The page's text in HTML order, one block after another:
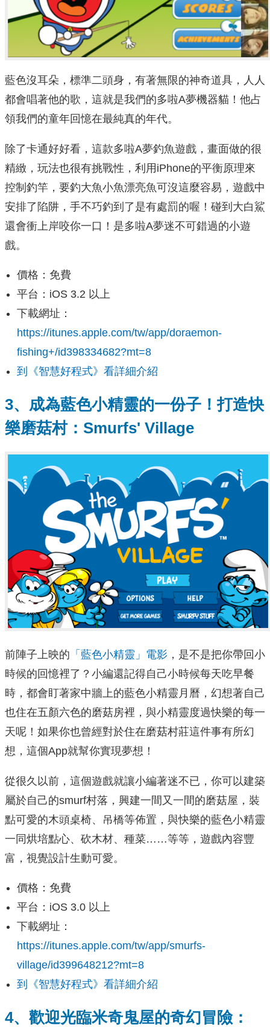
藍色沒耳朵，標準二頭身，有著無限的神奇道具，人人
都會唱著他的歌，這就是我們的多啦A夢機器貓！他占
領我們的童年回憶在最純真的年代。
除了卡通好好看，這款多啦A夢釣魚遊戲，畫面做的很
精緻，玩法也很有挑戰性，利用iPhone的平衡原理來
控制釣竿，要釣大魚小魚漂亮魚可沒這麼容易，遊戲中
安排了陷阱，手不巧釣到了是有處罰的喔！碰到大白鯊
還會衝上岸咬你一口！是多啦A夢迷不可錯過的小遊
戲。
價格：免費
平台：iOS 3.2 以上
下載網址：
https://itunes.apple.com/tw/app/doraemon-
fishing+/id398334682?mt=8
到《智慧好程式》看詳細介紹
3、成為藍色小精靈的一份子！打造快
樂磨菇村：Smurfs' Village
前陣子上映的 「藍色小精靈」電影 ，是不是把你帶回小
時候的回憶裡了？小編還記得自己小時候每天吃早餐
時，都會盯著家中牆上的藍色小精靈月曆，幻想著自己
也住在五顏六色的磨菇房裡，與小精靈度過快樂的每一
天呢！如果你也曾經對於住在磨菇村莊這件事有所幻
想，這個App就幫你實現夢想！
從很久以前，這個遊戲就讓小編著迷不已，你可以建築
屬於自己的smurf村落，興建一間又一間的磨菇屋，裝
點可愛的木頭桌椅、吊橋等佈置，與快樂的藍色小精靈
一同烘培點心、砍木材、種菜……等等，遊戲內容豐
富，視覺設計生動可愛。
價格：免費
平台：iOS 3.0 以上
下載網址：
https://itunes.apple.com/tw/app/smurfs-
village/id399648212?mt=8
到《智慧好程式》看詳細介紹
4、歡迎光臨米奇鬼屋的奇幻冒險：